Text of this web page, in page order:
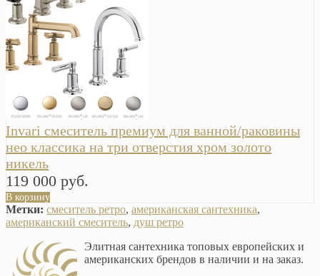
Invari смеситель премиум для ванной/раковины
нео классика на три отверстия хром золото
никель
119 000 руб.
В корзину
Метки: смеситель ретро, американская сантехника,
американский смеситель, душ ретро
Элитная сантехника топовых европейских и
американских брендов в наличии и на заказ.